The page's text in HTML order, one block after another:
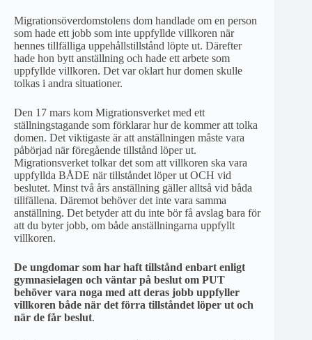
Migrationsöverdomstolens dom handlade om en person
som hade ett jobb som inte uppfyllde villkoren när
hennes tillfälliga uppehållstillstånd löpte ut. Därefter
hade hon bytt anställning och hade ett arbete som
uppfyllde villkoren. Det var oklart hur domen skulle
tolkas i andra situationer.
Den 17 mars kom Migrationsverket med ett
ställningstagande som förklarar hur de kommer att tolka
domen. Det viktigaste är att anställningen måste vara
påbörjad när föregående tillstånd löper ut.
Migrationsverket tolkar det som att villkoren ska vara
uppfyllda BÅDE när tillståndet löper ut OCH vid
beslutet. Minst två års anställning gäller alltså vid båda
tillfällena. Däremot behöver det inte vara samma
anställning. Det betyder att du inte bör få avslag bara för
att du byter jobb, om både anställningarna uppfyllt
villkoren.
De ungdomar som har haft tillstånd enbart enligt
gymnasielagen och väntar på beslut om PUT
behöver vara noga med att deras jobb uppfyller
villkoren både när det förra tillståndet löper ut och
när de får beslut.